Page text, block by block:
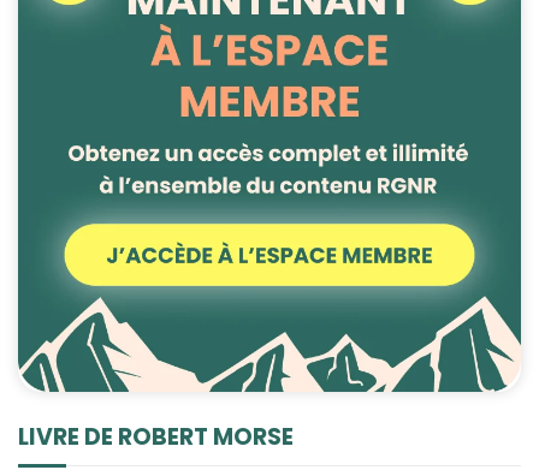
LIVRE DE ROBERT MORSE